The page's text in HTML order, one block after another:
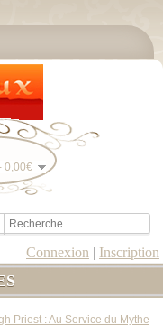
0,00€
Connexion | Inscription
Priest : Au Service du Mythe